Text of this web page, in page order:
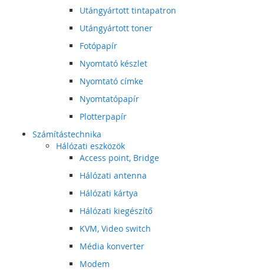
Utángyártott tintapatron
Utángyártott toner
Fotópapír
Nyomtató készlet
Nyomtató címke
Nyomtatópapír
Plotterpapír
Számítástechnika
Hálózati eszközök
Access point, Bridge
Hálózati antenna
Hálózati kártya
Hálózati kiegészítő
KVM, Video switch
Média konverter
Modem